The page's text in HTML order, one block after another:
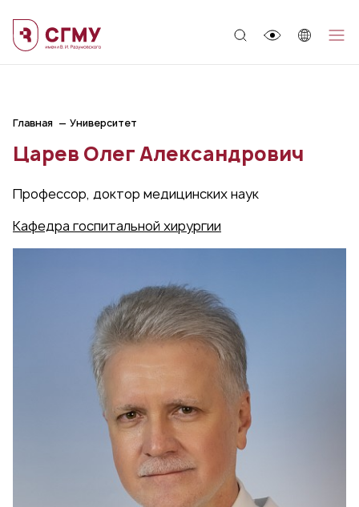
Главная Университет
Царев Олег Александрович
Профессор, доктор медицинских наук
Кафедра госпитальной хирургии